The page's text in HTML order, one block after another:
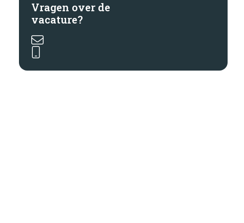
Vragen over de
vacature?
Timmerbedrijf
Verkoop